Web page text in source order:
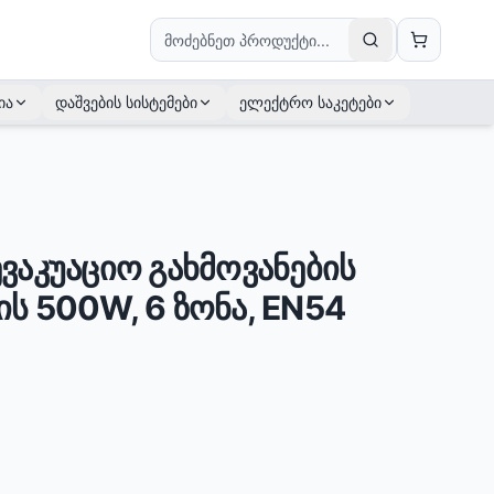
დაშვების სისტემები ელექტრო საკეტები
გახმოვანების
500W, 6 ზონა, EN54